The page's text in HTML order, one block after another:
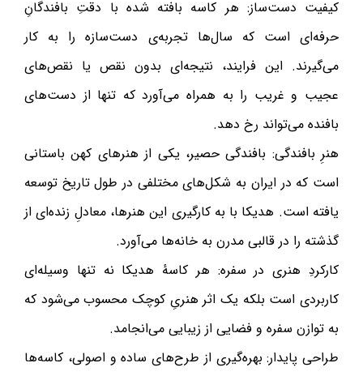
کیفیت دست‌ساز: هر کاسه بافته شده با دقتِ بافندگانِ
حرفه‌ای است که سال‌ها تجربه‌ی دست‌سازه را به کار
می‌گیرند. این فرایند، نتیجه‌ای بدون نقص یا نقص‌های
عجیب و غریب را به همراه می‌آورد که تنها از دست‌های
بافنده می‌تواند رخ دهد.
هنرِ بافندگی: بافندگی حصیر، یکی از هنرهای کهن باستانی
است که در ایران به شکل‌های مختلفی در طول تاریخ توسعه
یافته است. هدیکا با به کارگیری این هنرها، معادلِ زنده‌ای از
گذشته را در قالبی مدرن به خانه‌ها می‌آورد.
کارکردِ هنری در سفره: هر کاسهٔ هدیکا نه تنها وسیله‌ای
کاربردی است بلکه یک اثر هنریِ کوچک محسوب می‌شود که
به توازن سفره و فضایی از زیبایی می‌انجامد.
طراحی پایدار: بهره‌گیری از طرح‌های ساده و اصولی، کاسه‌ها